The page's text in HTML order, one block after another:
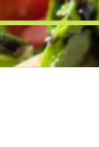
ДЛЯ